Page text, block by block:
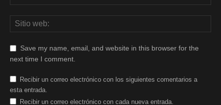
Save my name, email, and website in this browser for the
next time I comment.
Recibir un correo electrónico con los siguientes comentarios a
esta entrada.
Recibir un correo electrónico con cada nueva entrada.